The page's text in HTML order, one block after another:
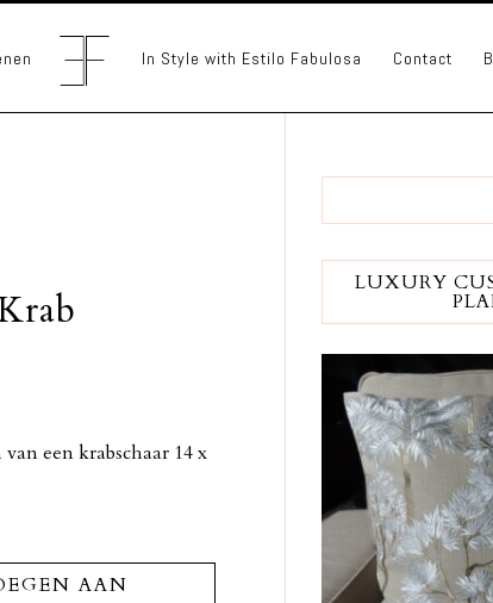
In Style with Estilo Fabulosa Contact
een krabschaar 14 x
AAN
LUXURY